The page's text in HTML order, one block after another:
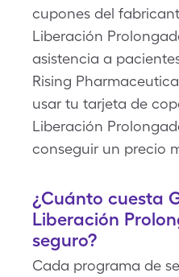
cupones del
Liberación
asistencia a
Rising
usar tu tarjeta de
Liberación
conseguir un precio
¿Cuánto cuesta
Liberación
seguro?
Cada programa de